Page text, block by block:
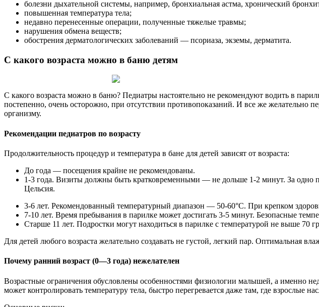
болезни дыхательной системы, например, бронхиальная астма, хронический
повышенная температура тела;
недавно перенесенные операции, полученные тяжелые травмы;
нарушения обмена веществ;
обострения дерматологических заболеваний — псориаза, экземы, дерматита.
С какого возраста можно в баню детям
С какого возраста можно в баню? Педиатры настоятельно не рекомендуют водить в
постепенно, очень осторожно, при отсутствии противопоказаний. И все же желательно
организму.
Рекомендации педиатров по возрасту
Продолжительность процедур и температура в бане для детей зависят от возраста:
До года — посещения крайне не рекомендованы.
1-3 года. Визиты должны быть кратковременными — не дольше 1-2 минут. За одно
Цельсия.
3-6 лет. Рекомендованный температурный диапазон — 50-60°C. При крепком
7-10 лет. Время пребывания в парилке может достигать 3-5 минут. Безопасные
Старше 11 лет. Подростки могут находиться в парилке с температурой не выше 70
Для детей любого возраста желательно создавать не густой, легкий пар. Оптимальная
Почему ранний возраст (0—3 года) нежелателен
Возрастные ограничения обусловлены особенностями физиологии малышей, а именно
может контролировать температуру тела, быстро перегревается даже там, где взрослые